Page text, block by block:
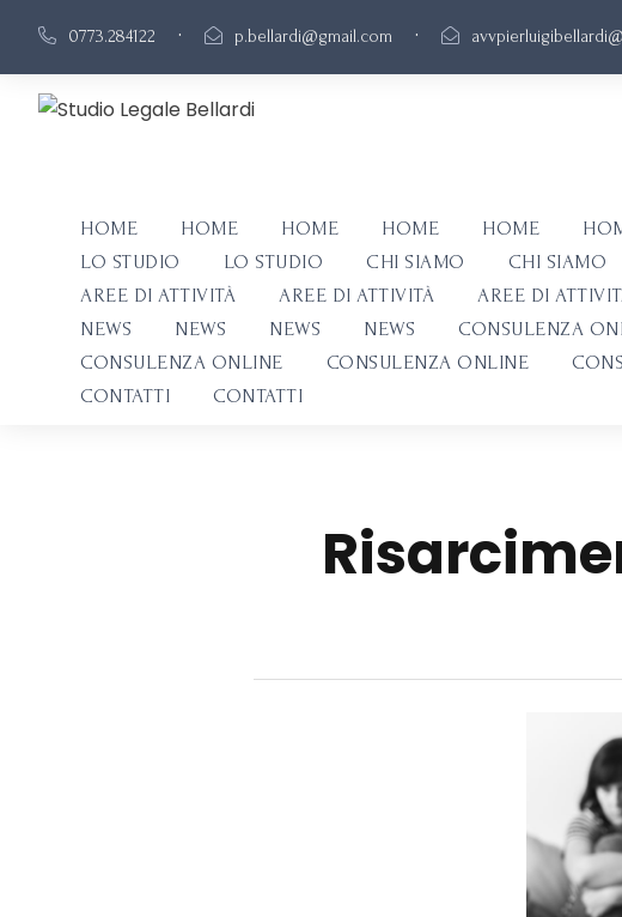
0773.284122 · p.bellardi@gmail.com ·
HOME HOME HOME HOME HOME
LO STUDIO
LO STUDIO CHI SIAMO CHI SIAMO
AREE DI ATTIVITÀ
AREE DI ATTIVITÀ AREE DI
NEWS
NEWS NEWS NEWS CONSULENZA
CONSULENZA ONLINE
CONSULENZA ONLINE
CONTATTI
CONTATTI